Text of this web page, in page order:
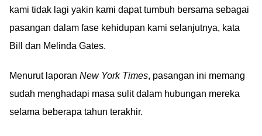
kami tidak lagi yakin kami dapat tumbuh bersama sebagai
pasangan dalam fase kehidupan kami selanjutnya, kata
Bill dan Melinda Gates.
Menurut laporan New York Times, pasangan ini memang
sudah menghadapi masa sulit dalam hubungan mereka
selama beberapa tahun terakhir.